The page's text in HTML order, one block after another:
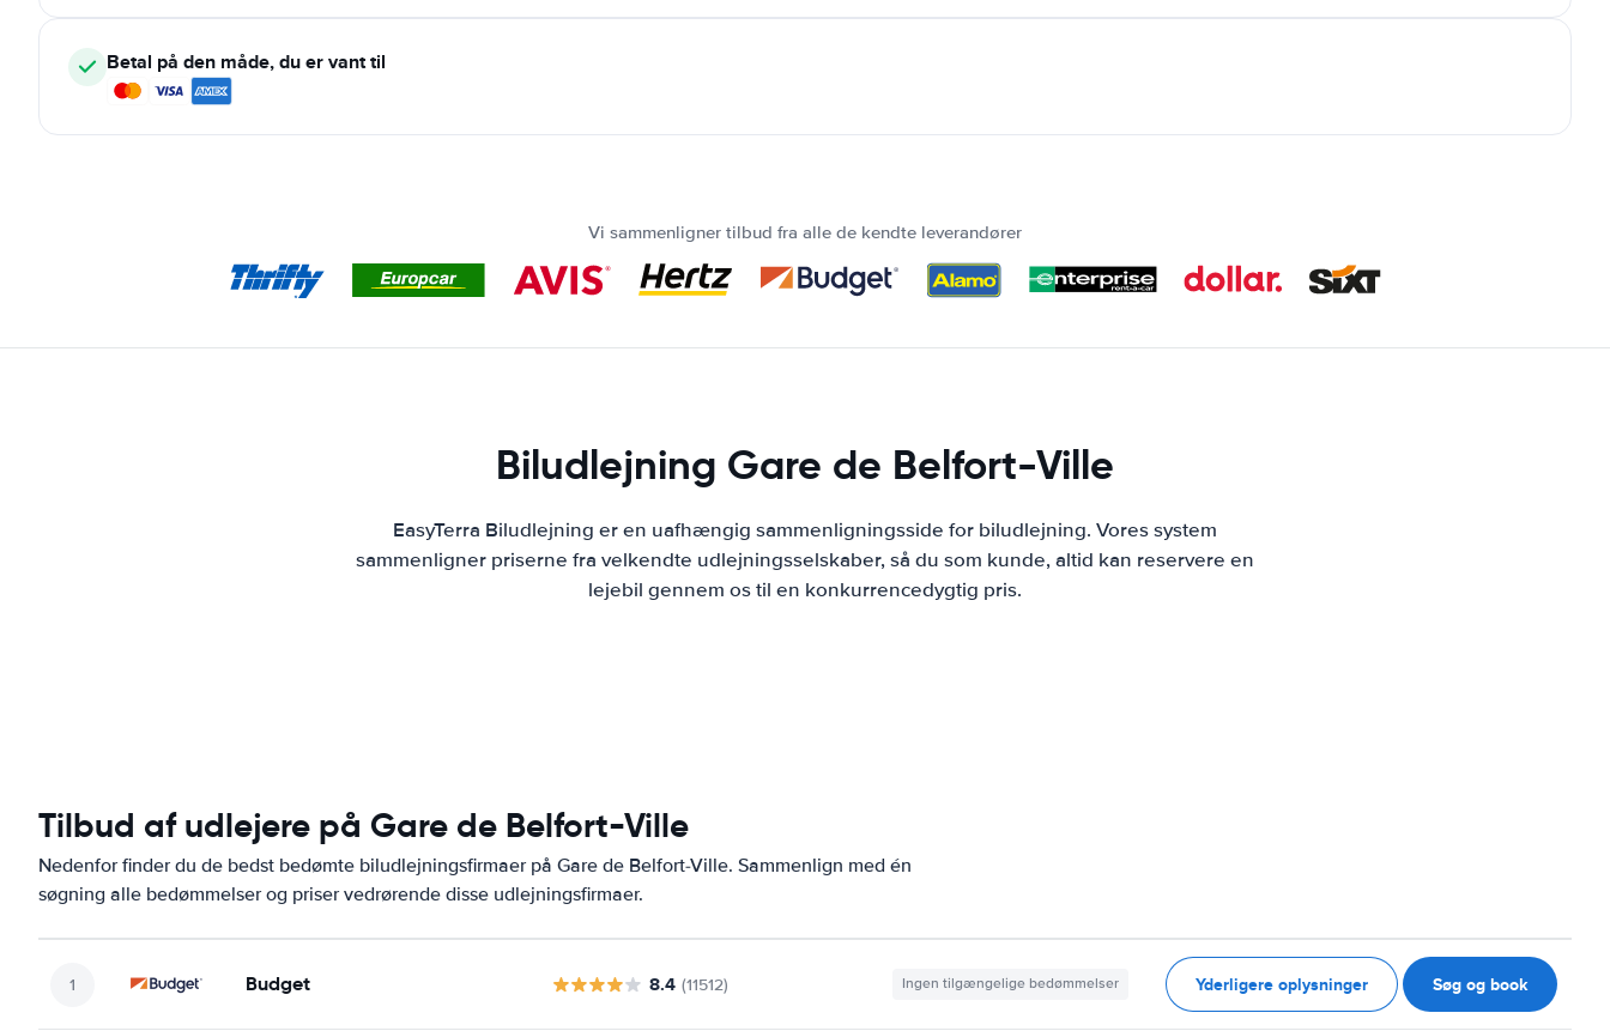
Betal på den måde, du er vant til
Vi sammenligner tilbud fra alle de kendte leverandører
Biludlejning Gare de Belfort-Ville
EasyTerra Biludlejning er en uafhængig sammenligningsside for biludlejning. Vores system
sammenligner priserne fra velkendte udlejningsselskaber, så du som kunde, altid kan reservere en
lejebil gennem os til en konkurrencedygtig pris.
Tilbud af udlejere på Gare de Belfort-Ville
Nedenfor finder du de bedst bedømte biludlejningsfirmaer på Gare de Belfort-Ville. Sammenlign med én
søgning alle bedømmelser og priser vedrørende disse udlejningsfirmaer.
Budget 8.4 (11512) Ingen tilgængelige bedømmelser Yderligere oplysninger Søg og book